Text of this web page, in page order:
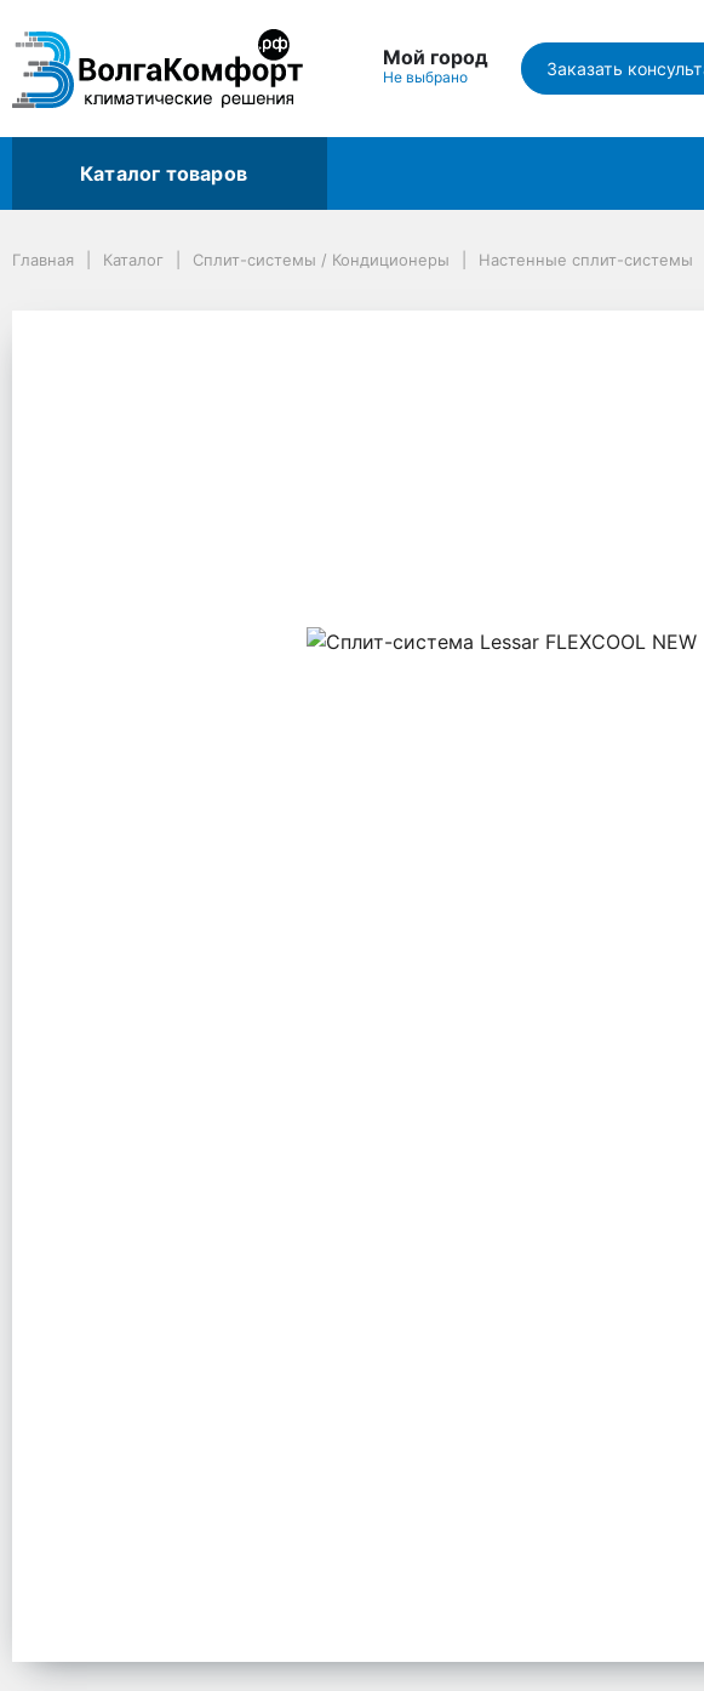
Мой город
Не выбрано Заказать
Каталог товаров
Настенные сплит-системы
Сплит-система Lessar FLEXCOOL NEW
Главная Каталог Сплит-системы / Кондиционеры Настенные сплит-системы